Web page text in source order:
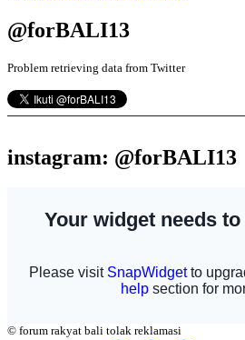
@forBALI13
Problem retrieving data from Twitter
instagram: @forBALI13
© forum rakyat bali tolak reklamasi